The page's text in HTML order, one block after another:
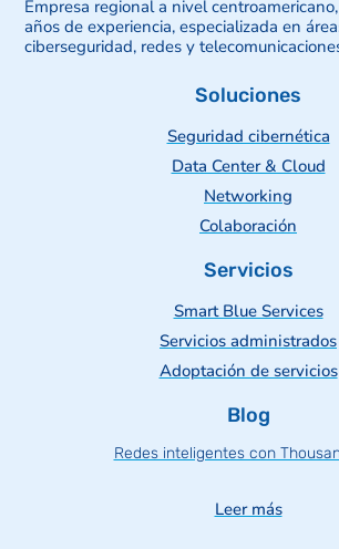
Empresa regional a nivel
años de experiencia, especializada en
ciberseguridad, redes y
Soluciones
Seguridad cibernética
Data Center & Cloud
Networking
Colaboración
Servicios
Smart Blue Services
Servicios administrados
Adoptación de servicios
Blog
Redes inteligentes con
Leer más